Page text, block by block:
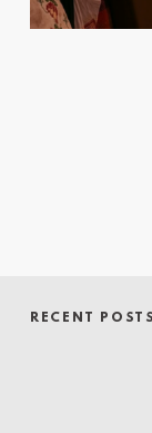
RECENT POSTS